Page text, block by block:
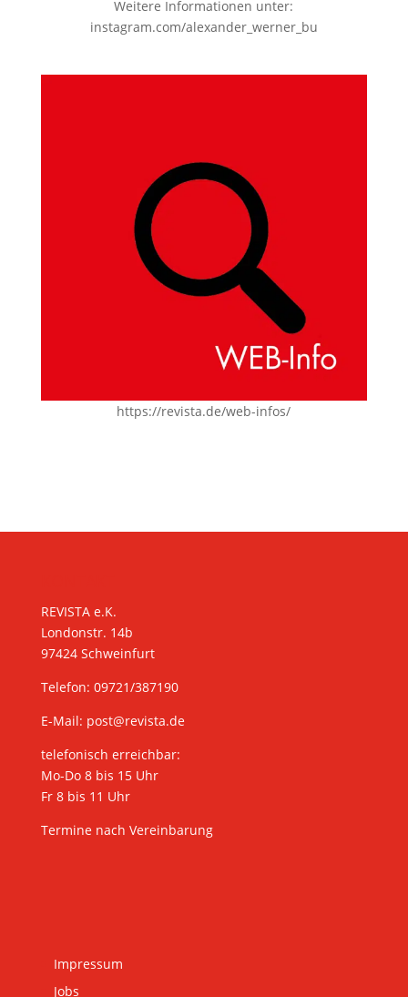
Weitere Informationen unter:
instagram.com/alexander_werner_bu
https://revista.de/web-infos/
REVISTA e.K.
Londonstr. 14b
97424 Schweinfurt
Telefon: 09721/387190
E-Mail: post@revista.de
telefonisch erreichbar:
Mo-Do 8 bis 15 Uhr
Fr 8 bis 11 Uhr
Termine nach Vereinbarung
Impressum
Jobs